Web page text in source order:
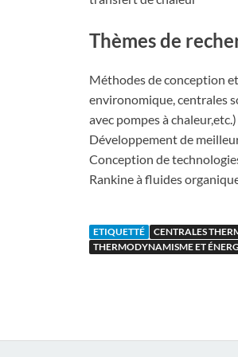
Thèmes de
Méthodes de conception
environomique, centrales
avec pompes à chaleur,etc.)
Développement de
Conception de
Rankine à fluides
ETIQUETTÉ CENTRALES
THERMODYNAMISME ET